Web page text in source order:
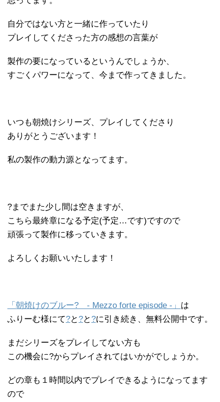
自分ではない方と一緒に作っていたり
プレイしてくださった方の感想の言葉が
製作の要になっているというんでしょうか、
すごくパワーになって、今まで作ってきました。
いつも朝焼けシリーズ、プレイしてくださり
ありがとうございます！
私の製作の動力源となってます。
?までまた少し間は空きますが、
こちら最終章になる予定(予定…です)ですので
頑張って製作に移っていきます。
よろしくお願いいたします！
「朝焼けのブルー? - Mezzo forte episode -」 は
ふりーむ様にて?と ?と ?に引き続き、無料公開中です。
まだシリーズをプレイしてない方も
この機会に?からプレイされてはいかがでしょうか。
どの章も１時間以内でプレイできるようになってます
ので